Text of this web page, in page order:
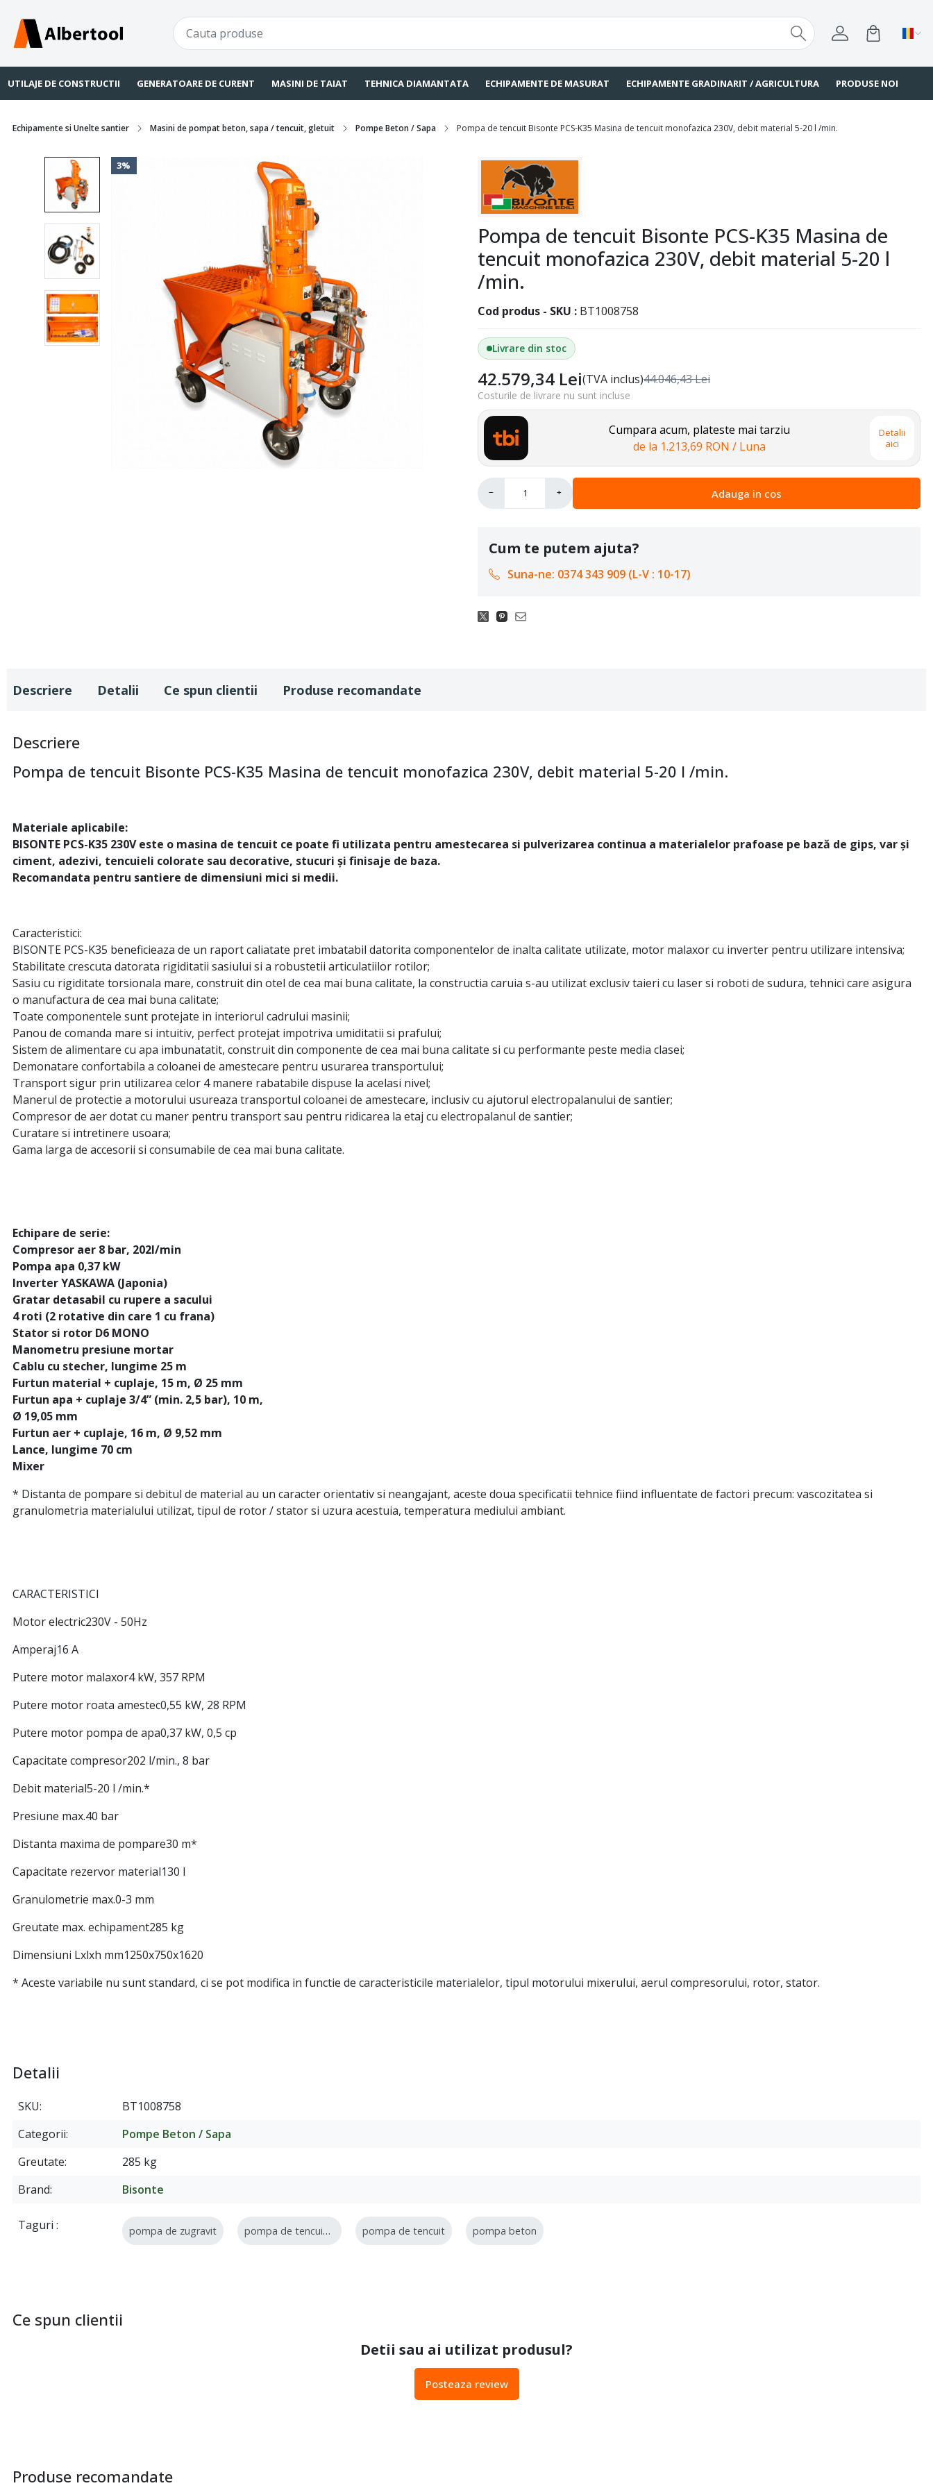
UTILAJE DE CONSTRUCTII GENERATOARE DE CURENT MASINI DE TAIAT TEHNICA DIAMANTATA ECHIPAMENTE DE MASURAT ECHIPAMENTE GRADINARIT / AGRICULTURA PRODUSE NOI
Echipamente si Unelte santier Masini de pompat beton, sapa / tencuit, gletuit Pompe Beton / Sapa Pompa de tencuit Bisonte PCS-K35 Masina de tencuit monofazica 230V, debit material 5-20 l /min.
3%
Pompa de tencuit Bisonte PCS-K35 Masina de
tencuit monofazica 230V, debit material 5-20 l
/min.
Cod produs - SKU BT1008758
Livrare din stoc
42.579,34 Lei(TVA inclus)44.046,43Lei
Costurile de livrare nu sunt incluse
Cumpara acum, plateste mai tarziu
de la 1.213,69 RON / Luna
Detalii
aici
− + Adauga in cos
Cum te putem ajuta?
Suna-ne: 0374 343 909 (L-V : 10-17)
Descriere Detalii Ce spun clientii Produse recomandate
Descriere
Pompa de tencuit Bisonte PCS-K35 Masina de tencuit monofazica 230V, debit material 5-20 l /min.
Materiale aplicabile:
BISONTE PCS-K35 230V este o masina de tencuit ce poate fi utilizata pentru amestecarea si pulverizarea continua a materialelor prafoase pe bază de gips, var și
ciment, adezivi, tencuieli colorate sau decorative, stucuri și finisaje de baza.
Recomandata pentru santiere de dimensiuni mici si medii.
Caracteristici:
BISONTE PCS-K35 beneficieaza de un raport caliatate pret imbatabil datorita componentelor de inalta calitate utilizate, motor malaxor cu inverter pentru utilizare intensiva;
Stabilitate crescuta datorata rigiditatii sasiului si a robustetii articulatiilor rotilor;
Sasiu cu rigiditate torsionala mare, construit din otel de cea mai buna calitate, la constructia caruia s-au utilizat exclusiv taieri cu laser si roboti de sudura, tehnici care asigura
o manufactura de cea mai buna calitate;
Toate componentele sunt protejate in interiorul cadrului masinii;
Panou de comanda mare si intuitiv, perfect protejat impotriva umiditatii si prafului;
Sistem de alimentare cu apa imbunatatit, construit din componente de cea mai buna calitate si cu performante peste media clasei;
Demonatare confortabila a coloanei de amestecare pentru usurarea transportului;
Transport sigur prin utilizarea celor 4 manere rabatabile dispuse la acelasi nivel;
Manerul de protectie a motorului usureaza transportul coloanei de amestecare, inclusiv cu ajutorul electropalanului de santier;
Compresor de aer dotat cu maner pentru transport sau pentru ridicarea la etaj cu electropalanul de santier;
Curatare si intretinere usoara;
Gama larga de accesorii si consumabile de cea mai buna calitate.
Echipare de serie:
Compresor aer 8 bar, 202l/min
Pompa apa 0,37 kW
Inverter YASKAWA (Japonia)
Gratar detasabil cu rupere a sacului
4 roti (2 rotative din care 1 cu frana)
Stator si rotor D6 MONO
Manometru presiune mortar
Cablu cu stecher, lungime 25 m
Furtun material + cuplaje, 15 m, Ø 25 mm
Furtun apa + cuplaje 3/4” (min. 2,5 bar), 10 m,
Ø 19,05 mm
Furtun aer + cuplaje, 16 m, Ø 9,52 mm
Lance, lungime 70 cm
Mixer
* Distanta de pompare si debitul de material au un caracter orientativ si neangajant, aceste doua specificatii tehnice fiind influentate de factori precum: vascozitatea si
granulometria materialului utilizat, tipul de rotor / stator si uzura acestuia, temperatura mediului ambiant.
CARACTERISTICI
Motor electric230V - 50Hz
Amperaj16 A
Putere motor malaxor4 kW, 357 RPM
Putere motor roata amestec0,55 kW, 28 RPM
Putere motor pompa de apa0,37 kW, 0,5 cp
Capacitate compresor202 l/min., 8 bar
Debit material5-20 l /min.*
Presiune max.40 bar
Distanta maxima de pompare30 m*
Capacitate rezervor material130 l
Granulometrie max.0-3 mm
Greutate max. echipament285 kg
Dimensiuni Lxlxh mm1250x750x1620
* Aceste variabile nu sunt standard, ci se pot modifica in functie de caracteristicile materialelor, tipul motorului mixerului, aerul compresorului, rotor, stator.
Detalii
SKU
BT1008758
Categorii
Pompe Beton / Sapa
Greutate
285 kg
Brand
Bisonte
Taguri pompa de zugravit pompa de tencuiala pompa de tencuit pompa beton
Ce spun clientii
Detii sau ai utilizat produsul?
Posteaza review
Produse recomandate